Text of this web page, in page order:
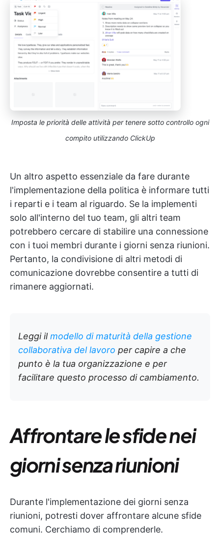
Imposta le priorità delle attività per tenere sotto controllo ogni
compito utilizzando ClickUp
Un altro aspetto essenziale da fare durante
l'implementazione della politica è informare tutti
i reparti e i team al riguardo. Se la implementi
solo all'interno del tuo team, gli altri team
potrebbero cercare di stabilire una connessione
con i tuoi membri durante i giorni senza riunioni.
Pertanto, la condivisione di altri metodi di
comunicazione dovrebbe consentire a tutti di
rimanere aggiornati.
Leggi ilmodello di maturità della gestione
collaborativa del lavoro per capire a che
punto è la tua organizzazione e per
facilitare questo processo di cambiamento.
Affrontare le sfide nei
giorni senza riunioni
Durante l'implementazione dei giorni senza
riunioni, potresti dover affrontare alcune sfide
comuni. Cerchiamo di comprenderle.